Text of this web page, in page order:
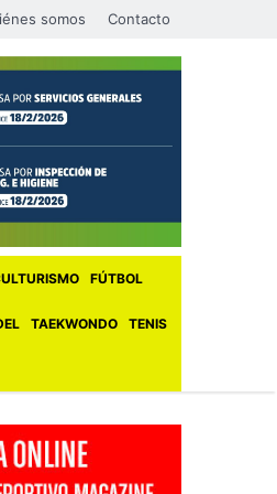
somos Contacto
FÚTBOL
TAEKWONDO TENIS